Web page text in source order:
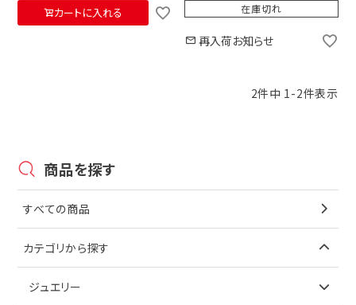
カートに入れる
在庫切れ
再入荷お知らせ
2件中 1 -2件表示
商品を探す
すべての商品
カテゴリから探す
ジュエリー